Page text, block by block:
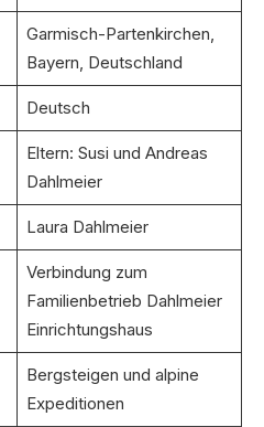
Garmisch-Partenkirchen,
Bayern, Deutschland
Deutsch
Eltern: Susi und Andreas
Dahlmeier
Laura Dahlmeier
Verbindung zum
Familienbetrieb Dahlmeier
Einrichtungshaus
Bergsteigen und alpine
Expeditionen